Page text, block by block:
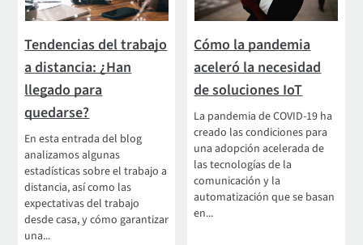
Tendencias del trabajo
a distancia: ¿Han
llegado para
quedarse?
En esta entrada del blog
analizamos algunas
estadísticas sobre el trabajo a
distancia, así como las
expectativas del trabajo
desde casa, y cómo garantizar
una...
Cómo la pandemia
aceleró la necesidad
de soluciones IoT
La pandemia de COVID-19 ha
creado las condiciones para
una adopción acelerada de
las tecnologías de la
comunicación y la
automatización que se basan
en...